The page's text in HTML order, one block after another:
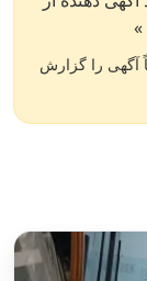
آگهی را گزارش